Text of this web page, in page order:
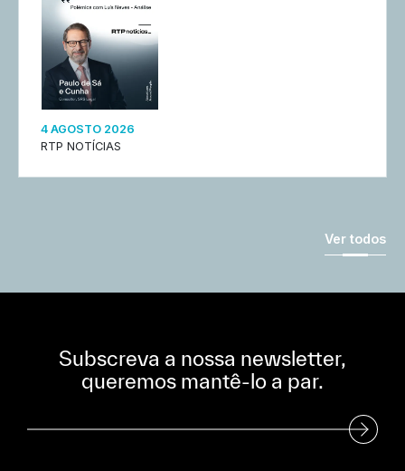
4 AGOSTO 2026
RTP NOTÍCIAS
Ver todos
Subscreva a nossa newsletter,
queremos mantê-lo a par.
Subscreva a nossa Newsletter